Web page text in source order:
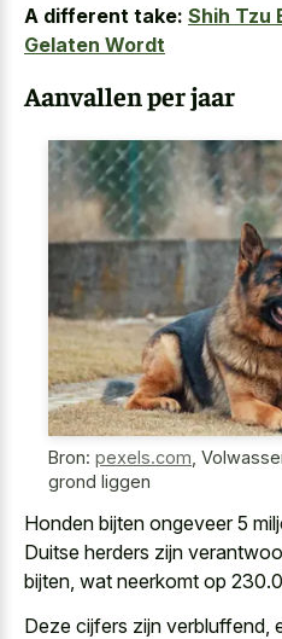
A different take: Shih Tzu
Gelaten Wordt
Aanvallen per jaar
Bron: pexels.com
grond liggen
Honden bijten ongeveer 5
Duitse herders zijn
bijten, wat neerkomt op
Deze cijfers zijn verbluffend,